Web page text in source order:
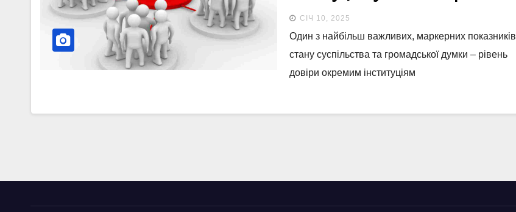
СІЧ 10, 2025
Один з найбільш важливих, маркерних показників
стану суспільства та громадської думки – рівень
довіри окремим інституціям